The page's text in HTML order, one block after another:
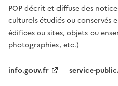
POP décrit et diffuse des
culturels étudiés ou conservés
édifices ou sites, objets ou
photographies, etc.)
info.gouv.fr
service-